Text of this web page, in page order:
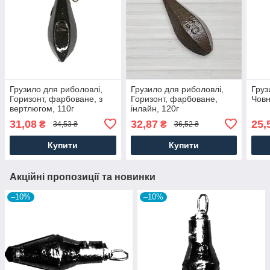
Грузило для риболовлі,
Горизонт, фарбоване, з
вертлюгом, 110г
31,08 ₴ 34,53 ₴
Купити
Грузило для риболовлі,
Горизонт, фарбоване,
інлайн, 120г
32,87₴ 36,52 ₴
Купити
Акційні пропозиції та новинки
–10% –10%